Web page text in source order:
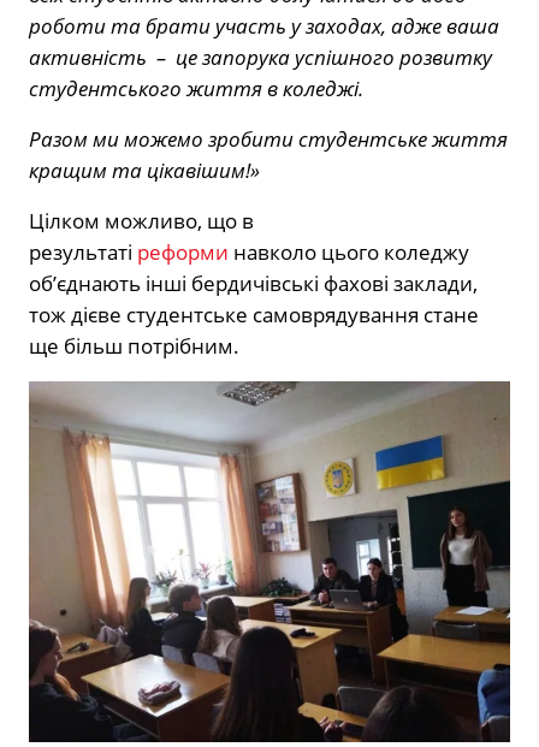
роботи та брати участь у заходах, адже ваша
активність – це запорука успішного розвитку
студентського життя в коледжі.
Разом ми можемо зробити студентське життя
кращим та цікавішим!»
Цілком можливо, що в
результаті реформи навколо цього коледжу
об’єднають інші бердичівські фахові заклади,
тож дієве студентське самоврядування стане
ще більш потрібним.